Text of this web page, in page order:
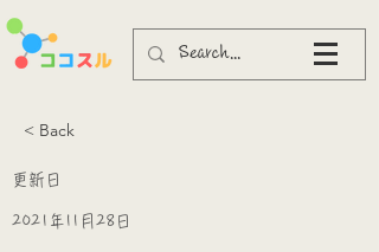
< Back
更新日
2021年11月28日